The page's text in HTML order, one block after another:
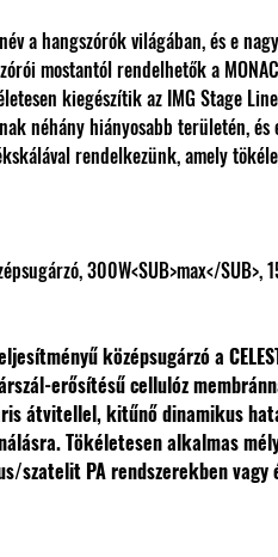
a hangszórók világában, és e
mostantól rendelhetők a
kiegészítik az IMG Stage
néhány hiányosabb területén, és
rendelkezünk, amely
300W<SUB>max</SUB>,
középsugárzó a
erősítésű cellulóz
átvitellel, kitűnő dinamikus
Tökéletesen alkalmas
szatelit PA rendszerekben vagy